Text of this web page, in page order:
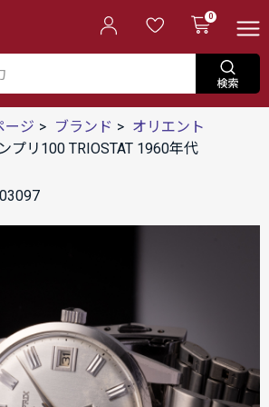
0
ージ ブランド
オリエント
プリ100 TRIOSTAT 1960年代